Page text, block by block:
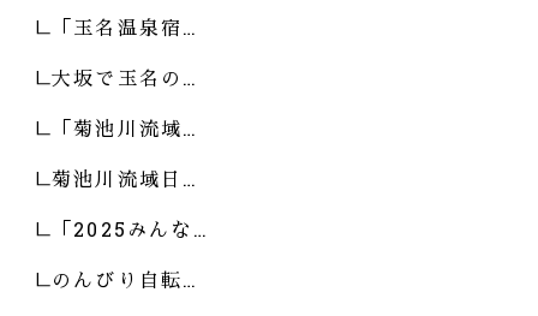
「玉名温泉宿…
大坂で玉名の…
「菊池川流域…
菊池川流域日…
「2025みんな…
のんびり自転…